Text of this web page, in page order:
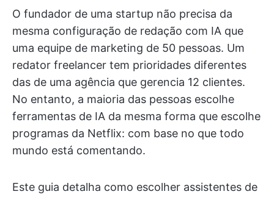
O fundador de uma startup não precisa da
mesma configuração de redação com IA que
uma equipe de marketing de 50 pessoas. Um
redator freelancer tem prioridades diferentes
das de uma agência que gerencia 12 clientes.
No entanto, a maioria das pessoas escolhe
ferramentas de IA da mesma forma que escolhe
programas da Netflix: com base no que todo
mundo está comentando.
Este guia detalha como escolher assistentes de